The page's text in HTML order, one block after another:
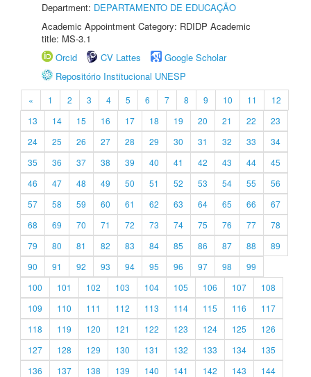
Department: DEPARTAMENTO DE EDUCAÇÃO
Academic Appointment Category: RDIDP Academic
title: MS-3.1
Orcid
CV Lattes
Google Scholar
Repositório Institucional UNESP
« 1 2 3 4 5 6 7 8 9 10 11
12
13
14 15 16 17 18 19 20 21 22
23
24
25 26 27 28 29 30 31 32 33
34
35
36 37 38 39 40 41 42 43 44
45
46
47 48 49 50 51 52 53 54 55
56
57
58 59 60 61 62 63 64 65 66
67
68
69 70 71 72 73 74 75 76 77
78
79
80 81 82 83 84 85 86 87 88
89
90
91 92 93 94 95 96 97 98
99
100
101 102 103 104 105 106 107
108
109
110 111 112 113 114 115 116
117
118
119 120 121 122 123 124 125
126
127
128 129 130 131 132 133 134
135
136
137 138 139 140 141 142 143
144